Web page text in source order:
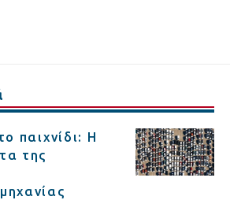
παιχνίδι: Η
της